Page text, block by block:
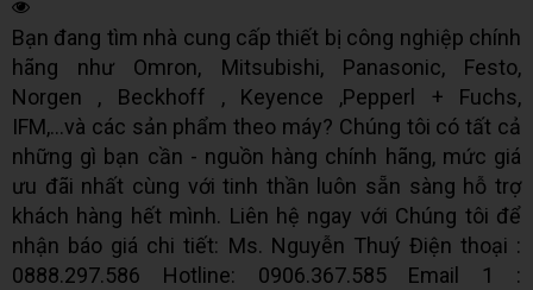
Bạn đang tìm nhà cung cấp thiết bị công nghiệp chính
hãng như Omron, Mitsubishi, Panasonic, Festo,
Norgen , Beckhoff , Keyence ,Pepperl + Fuchs,
IFM,...và các sản phẩm theo máy? Chúng tôi có tất cả
những gì bạn cần - nguồn hàng chính hãng, mức giá
ưu đãi nhất cùng với tinh thần luôn sẵn sàng hỗ trợ
khách hàng hết mình. Liên hệ ngay với Chúng tôi để
nhận báo giá chi tiết: Ms. Nguyễn Thuý Điện thoại :
0888.297.586 Hotline: 0906.367.585 Email 1 :